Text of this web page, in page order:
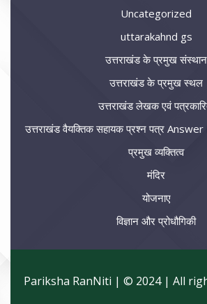
Uncategorized
uttarakahnd gs
उत्तराखंड के प्रमुख संस्थान
उत्तराखंड के प्रमुख स्थल
उत्तराखंड लेखक एवं
उत्तराखंड वैयक्तिक सहायक प्रश्न पत्र
प्रमुख व्यक्तित्व
मंदिर
योजनाए
विज्ञान और प्रोधौगिकी
Pariksha RanNiti | © 2024 | All